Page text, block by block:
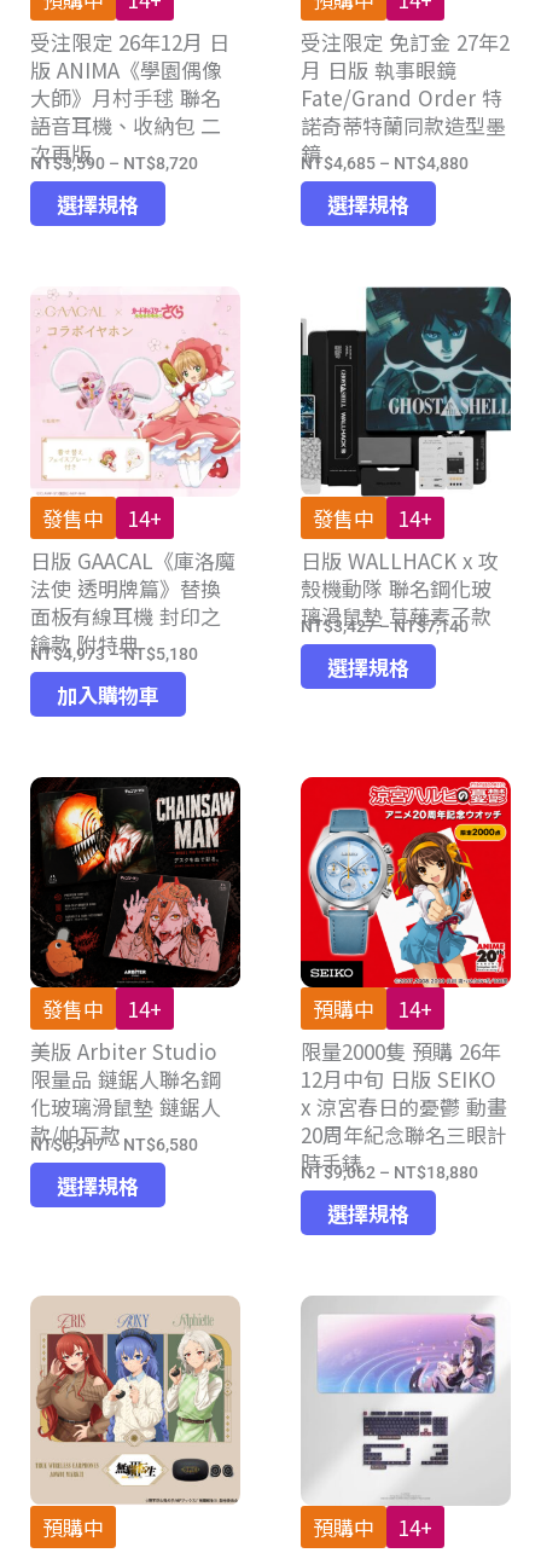
頁
面
選
擇
選
項
頁
面
選
擇
選
項
受注限定 26年12月 日
版 ANIMA《學園偶像
大師》月村手毬 聯名
語音耳機、收納包 二
次再版
NT$3,590 – NT$8,720價
NT$3,590
到
NT$8,720
選擇規格
產
多
種
款
式。
可
在
產
頁
面
選
擇
選
受注限定 免訂金 27年2
月 日版 執事眼鏡
Fate/Grand Order 特
諾奇蒂特蘭同款造型墨
鏡
NT$4,685 – NT$4,880價
NT$4,685
到
NT$4,880
選擇規格
產
有
多
種
款
式。
可
在
產
頁
面
選
擇
選
發售中
14+
日版 GAACAL《庫洛魔
法使 透明牌篇》替換
面板有線耳機 封印之
鑰款 附特典
NT$4,973–NT$5,180價
NT$4,973
到
NT$5,180
加入購物車
發售中
14+
日版 WALLHACK x 攻
殼機動隊 聯名鋼化玻
璃滑鼠墊 草薙素子款
NT$3,427– NT$7,140價
到
NT$7,140
選擇規格
產
多
種
款
式。
可
在
產
品
面
選
擇
選
項
發售中
14+
美版 Arbiter Studio
限量品 鏈鋸人聯名鋼
化玻璃滑鼠墊 鏈鋸人
款/帕瓦款
NT$6,317– NT$6,580價
NT$6,580
選擇規格
產
多
種
款
式。
可
在
產
品
預購中
14+
限量2000隻 預購 26年
12月中旬 日版 SEIKO
x 涼宮春日的憂鬱 動畫
20周年紀念聯名三眼計
時手錶
NT$9,062 – NT$18,880價
到
選擇規格
產
有
多
種
款
式。
可
產
預購中
預購中
14+